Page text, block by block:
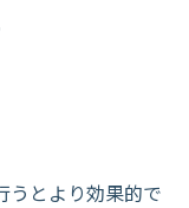
うとより効果的で